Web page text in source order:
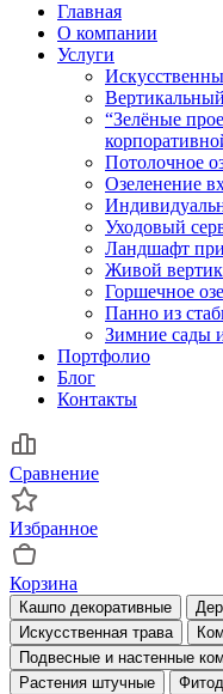
Главная
О компании
Услуги
“Зелёные
Потолочное
Озеленение
Уходовый
Ландшафт
Живой
Горшечное
Панно из
Зимние сады
Портфолио
Блог
Контакты
Сравнение
Избранное
Корзина
Кашпо декоративные
Искусственная трава
Подвесные и настенные
Растения штучные